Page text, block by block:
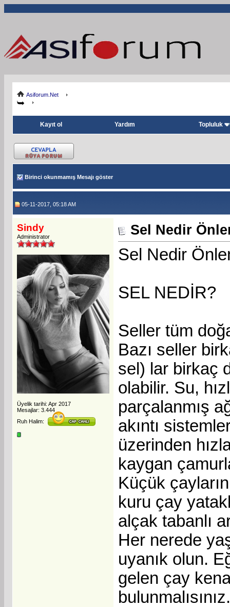
Asiforum.Net
Kayıt ol Yardım Topluluk
Birinci okunmamış Mesajı göster
05-11-2017, 05:18 AM
Sindy
Administrator
Üyelik tarihi: Apr 2017
Mesajlar: 3.444
Ruh Halim:
Sel Nedir
Sel Nedir
SEL NEDİR?
Seller tüm
Bazı seller
sel) lar birkaç
olabilir. Su,
parçalanmış
akıntı
üzerinden
kaygan
Küçük
kuru çay
alçak tabanlı
Her nerede
uyanık olun.
gelen çay
bulunmalısınız.